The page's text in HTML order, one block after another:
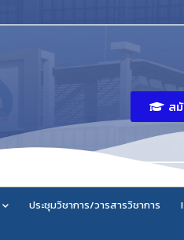
ส
ประชุมวิชาการ/วารสารวิชาการ